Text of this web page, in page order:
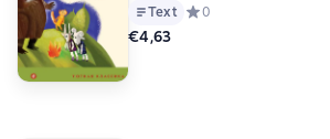
Text Средний рейтинг 0 на
0
€4,63